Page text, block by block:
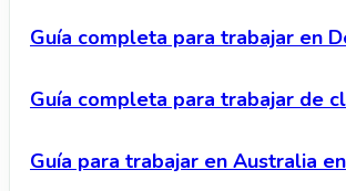
Guía completa para trabajar en
Guía completa para trabajar de
Guía para trabajar en Australia en